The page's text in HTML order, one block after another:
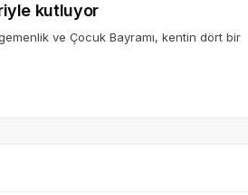
kutluyor
ve Çocuk Bayramı, kentin dört bir